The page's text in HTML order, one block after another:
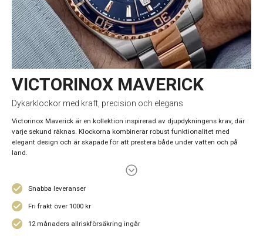
VICTORINOX MAVERICK
Dykarklockor med kraft, precision och elegans
Victorinox Maverick är en kollektion inspirerad av djupdykningens krav, där
varje sekund räknas. Klockorna kombinerar robust funktionalitet med
elegant design och är skapade för att prestera både under vatten och på
land.
Med sin pålitliga konstruktion, höga kvalitet och tidlösa estetik är Maverick
armbandsur. Kollektionen erbjuder modeller som klarar tuffa förhållanden,
samtidigt som de fungerar lika bra till vardag och mer uppklädda tillfällen.
Hos Becks Urhandel i Norrköping hittar du Victorinox Maverick med
personlig service och gedigen klockkunskap. Vi hjälper dig gärna med
Snabba leveranser
Fri frakt över 1000 kr
12 månaders allriskförsäkring ingår